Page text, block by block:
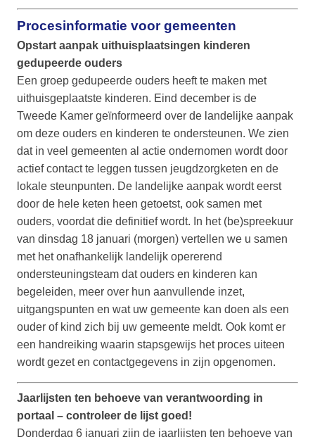
Procesinformatie voor gemeenten
Opstart aanpak uithuisplaatsingen kinderen
gedupeerde ouders
Een groep gedupeerde ouders heeft te maken met
uithuisgeplaatste kinderen. Eind december is de
Tweede Kamer geïnformeerd over de landelijke aanpak
om deze ouders en kinderen te ondersteunen. We zien
dat in veel gemeenten al actie ondernomen wordt door
actief contact te leggen tussen jeugdzorgketen en de
lokale steunpunten. De landelijke aanpak wordt eerst
door de hele keten heen getoetst, ook samen met
ouders, voordat die definitief wordt. In het (be)spreekuur
van dinsdag 18 januari (morgen) vertellen we u samen
met het onafhankelijk landelijk opererend
ondersteuningsteam dat ouders en kinderen kan
begeleiden, meer over hun aanvullende inzet,
uitgangspunten en wat uw gemeente kan doen als een
ouder of kind zich bij uw gemeente meldt. Ook komt er
een handreiking waarin stapsgewijs het proces uiteen
wordt gezet en contactgegevens in zijn opgenomen.
Jaarlijsten ten behoeve van verantwoording in
portaal – controleer de lijst goed!
Donderdag 6 januari zijn de jaarlijsten ten behoeve van